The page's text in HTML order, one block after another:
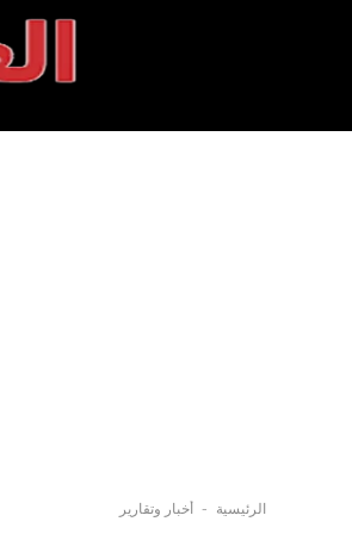
الرئيسية - أخبار وتقارير